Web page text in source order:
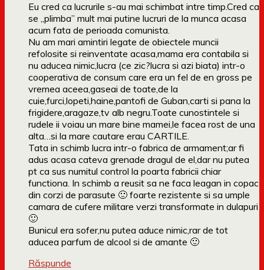
Eu cred ca lucrurile s-au mai schimbat intre timp.Cred ca
se „plimba” mult mai putine lucruri de la munca acasa
acum fata de perioada comunista.
Nu am mari amintiri legate de obiectele muncii
refolosite si reinventate acasa,mama era contabila si
nu aducea nimic,lucra (ce zic?lucra si azi biata) intr-o
cooperativa de consum care era un fel de en gross pe
vremea aceea,gaseai de toate,de la
cuie,furci,lopeti,haine,pantofi de Guban,carti si pana la
frigidere,aragaze,tv alb negru.Toate cunostintele si
rudele ii voiau un mare bine mamei,le facea rost de una
alta…si la mare cautare erau CARTILE.
Tata in schimb lucra intr-o fabrica de armament;ar fi
adus acasa cateva grenade dragul de el,dar nu putea
pt ca sus numitul control la poarta fabricii chiar
functiona. In schimb a reusit sa ne faca leagan in copac
din corzi de parasute 🙂 foarte rezistente si sa umple
camara de cufere militare verzi transformate in dulapuri
🙂
Bunicul era sofer,nu putea aduce nimic,rar de tot
aducea parfum de alcool si de amante 🙂
Răspunde